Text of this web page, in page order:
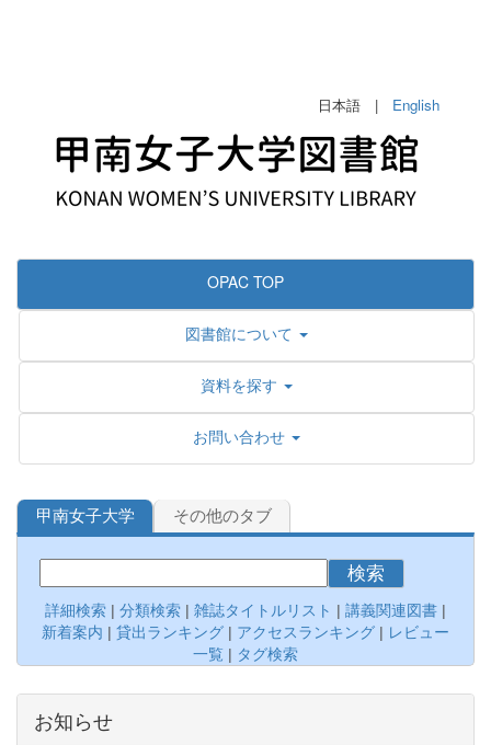
日本語 | English
OPAC TOP
図書館について
資料を探す
お問い合わせ
甲南女子大学 その他のタブ
検索
詳細検索 | 分類検索 | 雑誌タイトルリスト | 講義関連図書 |
新着案内 | 貸出ランキング | アクセスランキング | レビュー
一覧 | タグ検索
お知らせ